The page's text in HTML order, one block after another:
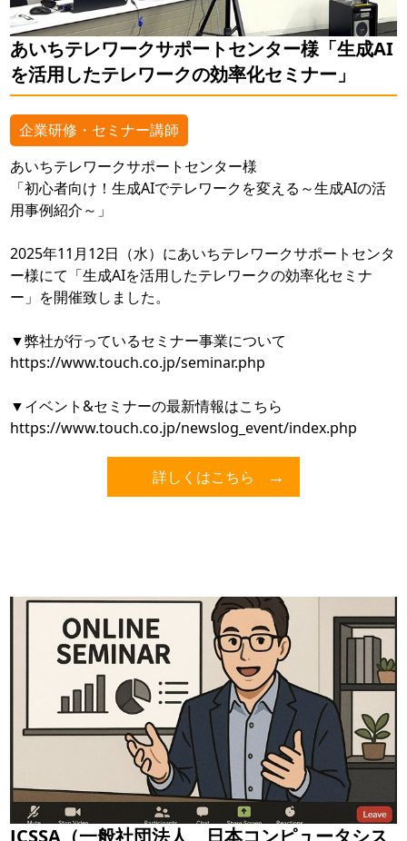
あいちテレワークサポートセンター様「生成AI
を活用したテレワークの効率化セミナー」
企業研修・セミナー講師
あいちテレワークサポートセンター様
「初心者向け！生成AIでテレワークを変える～生成AIの活
用事例紹介～」
2025年11月12日（水）にあいちテレワークサポートセンタ
ー様にて「生成AIを活用したテレワークの効率化セミナ
ー」を開催致しました。
▼弊社が行っているセミナー事業について
https://www.touch.co.jp/seminar.php
▼イベント&セミナーの最新情報はこちら
https://www.touch.co.jp/newslog_event/index.php
詳しくはこちら
JCSSA（一般社団法人 日本コンピュータシス